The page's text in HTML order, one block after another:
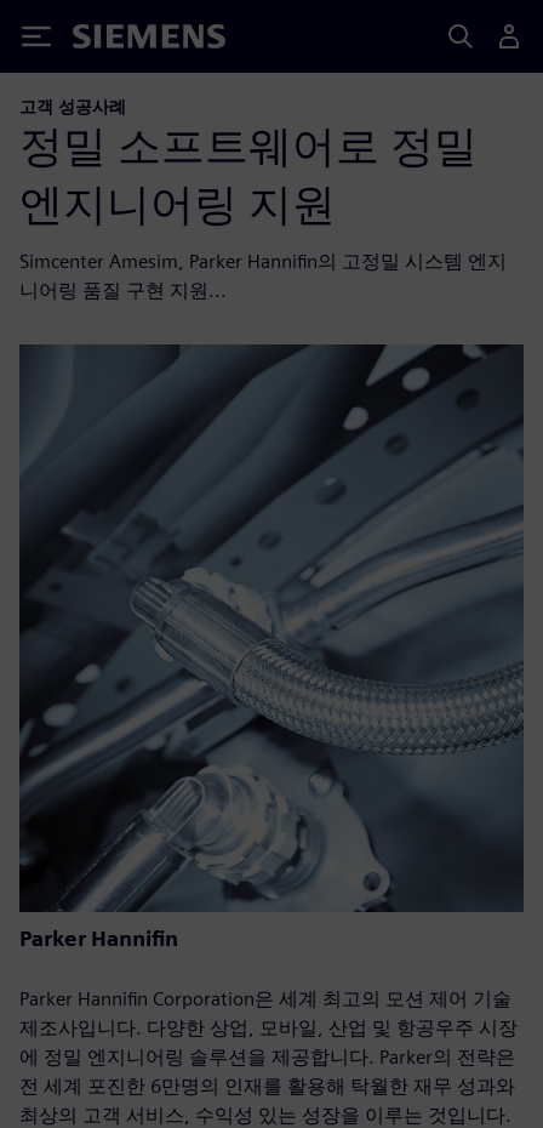
Siemens
고객 성공사례
정밀 소프트웨어로 정밀
엔지니어링 지원
Simcenter Amesim, Parker Hannifin의 고정밀 시스템 엔지
니어링 품질 구현 지원...
Parker Hannifin
Parker Hannifin Corporation은 세계 최고의 모션 제어 기술
제조사입니다. 다양한 상업, 모바일, 산업 및 항공우주 시장
에 정밀 엔지니어링 솔루션을 제공합니다. Parker의 전략은
전 세계 포진한 6만명의 인재를 활용해 탁월한 재무 성과와
최상의 고객 서비스, 수익성 있는 성장을 이루는 것입니다.